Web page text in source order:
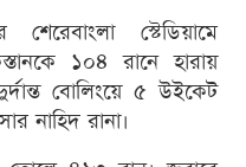
স্টেডিয়ামে
১০৪ রানে হারায়
বোলিংয়ে ৫ উইকেট
নাহিদ রানা।